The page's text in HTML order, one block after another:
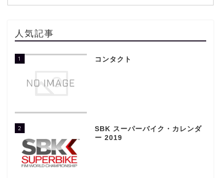
人気記事
1 コンタクト
2
SBK スーパーバイク・カレンダ
ー 2019